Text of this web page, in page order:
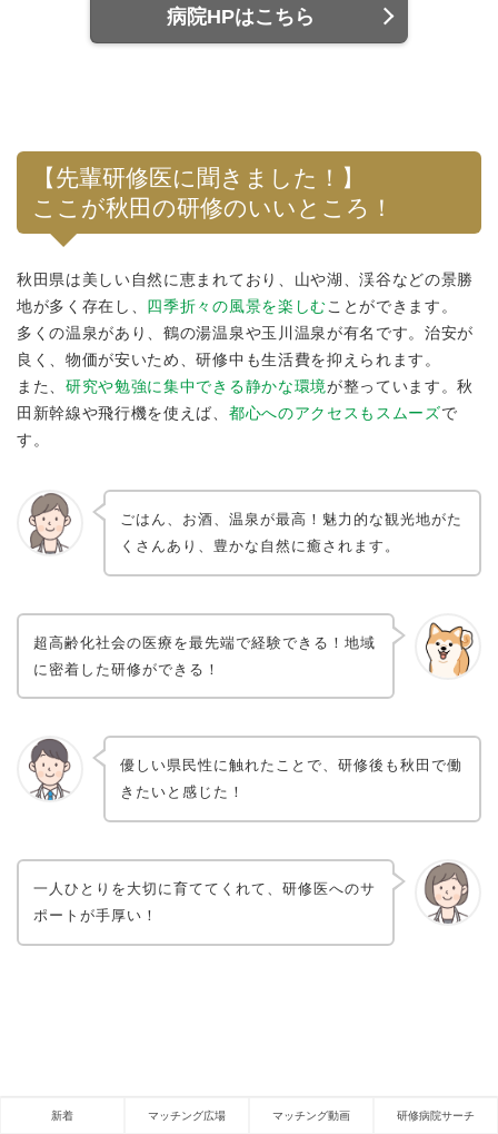
病院HPはこちら
【先輩研修医に聞きました！】
ここが秋田の研修のいいところ！
秋田県は美しい自然に恵まれており、山や湖、渓谷などの景勝
地が多く存在し、
四季折々の風景を楽しむことができます。
多くの温泉があり、鶴の湯温泉や玉川温泉が有名です。治安が
良く、物価が安いため、研修中も生活費を抑えられます。
また、研究や勉強に集中できる静かな環境が整っています。秋
田新幹線や飛行機を使えば、 都心へのアクセスもスムーズで
す。
ごはん、お酒、温泉が最高！魅力的な観光地がた
くさんあり、豊かな自然に癒されます。
超高齢化社会の医療を最先端で経験できる！地域
に密着した研修ができる！
優しい県民性に触れたことで、研修後も秋田で働
きたいと感じた！
一人ひとりを大切に育ててくれて、研修医へのサ
ポートが手厚い！
新着 マッチング広場 マッチング動画 研修病院サーチ